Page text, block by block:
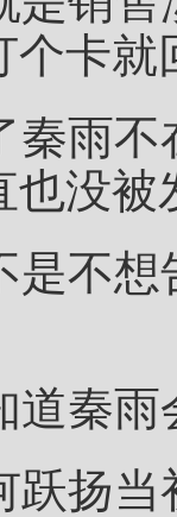
个卡就
雨不
也没被
不想
秦雨
扬当